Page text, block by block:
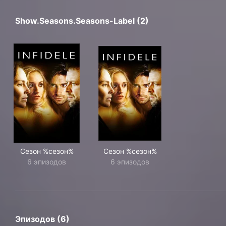
Show.seasons.seasons-Label (2)
Сезон %сезон%
6 эпизодов
Сезон %сезон%
6 эпизодов
Эпизодов (6)